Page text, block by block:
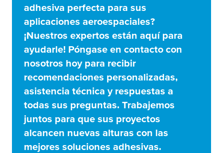
adhesiva perfecta para sus
aplicaciones aeroespaciales?
¡Nuestros expertos están aquí para
ayudarle! Póngase en contacto con
nosotros hoy para recibir
recomendaciones personalizadas,
asistencia técnica y respuestas a
todas sus preguntas. Trabajemos
juntos para que sus proyectos
alcancen nuevas alturas con las
mejores soluciones adhesivas.